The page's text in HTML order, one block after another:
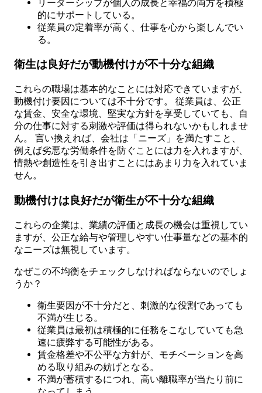
リーダーシップが個人の成長と幸福の両方を積極
的にサポートしている。
従業員の定着率が高く、仕事を心から楽しんでい
る。
衛生は良好だが動機付けが不十分な組織
これらの職場は基本的なことには対応できていますが、
動機付け要因については不十分です。 従業員は、公正
な賃金、安全な環境、堅実な方針を享受していても、自
分の仕事に対する刺激や評価は得られないかもしれませ
ん。 言い換えれば、会社は「ニーズ」を満たすこと、
例えば劣悪な労働条件を防ぐことには力を入れますが、
情熱や創造性を引き出すことにはあまり力を入れていま
せん。
動機付けは良好だが衛生が不十分な組織
これらの企業は、業績の評価と成長の機会は重視してい
ますが、公正な給与や管理しやすい仕事量などの基本的
なニーズは無視しています。
なぜこの不均衡をチェックしなければならないのでしょ
うか？
衛生要因が不十分だと、刺激的な役割であっても
不満が生じる。
従業員は最初は積極的に任務をこなしていても急
速に疲弊する可能性がある。
賃金格差や不公平な方針が、モチベーションを高
める取り組みの妨げとなる。
不満が蓄積するにつれ、高い離職率が当たり前に